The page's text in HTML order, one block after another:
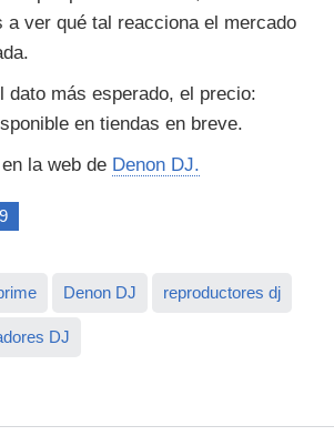
a ver qué tal reacciona el mercado
dato más esperado, el precio:
en tiendas en breve.
la web de Denon DJ.
Denon DJ reproductores dj
DJ